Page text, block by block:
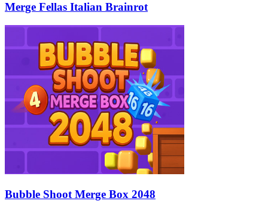
Merge Fellas Italian Brainrot
Bubble Shoot Merge Box 2048